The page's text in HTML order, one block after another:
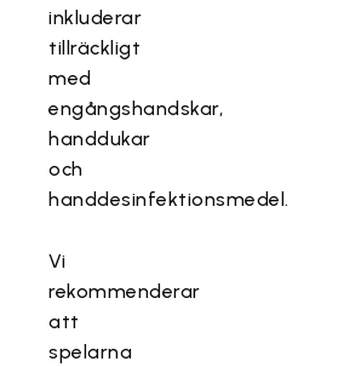
inkluderar
tillräckligt
med
engångshandskar,
handdukar
och
handdesinfektionsmedel.
Vi
rekommenderar
att
spelarna